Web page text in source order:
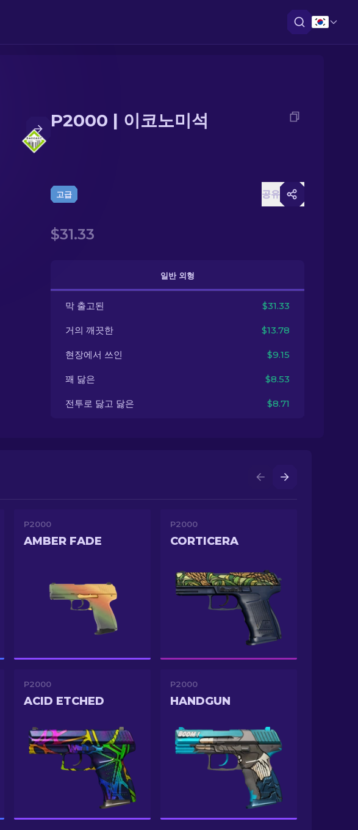
P2000 | 이코노미석
고급 공유
$31.33
일반 외형
막 출고된 $31.33
거의 깨끗한 $13.78
현장에서 쓰인 $9.15
꽤 닳은 $8.53
전투로 닳고 닳은 $8.71
P2000
AMBER FADE
P2000
CORTICERA
P2000
ACID ETCHED
P2000
HANDGUN